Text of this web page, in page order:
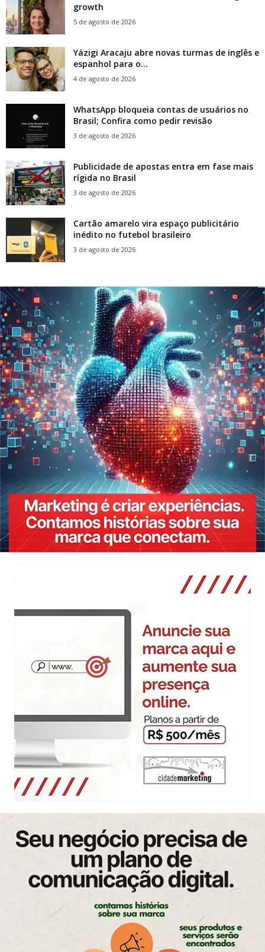
growth
5 de agosto de 2026
Yázigi Aracaju abre novas turmas de inglês e
espanhol para o...
4 de agosto de 2026
WhatsApp bloqueia contas de usuários no
Brasil; Confira como pedir revisão
3 de agosto de 2026
Publicidade de apostas entra em fase mais
rígida no Brasil
3 de agosto de 2026
Cartão amarelo vira espaço publicitário
inédito no futebol brasileiro
3 de agosto de 2026